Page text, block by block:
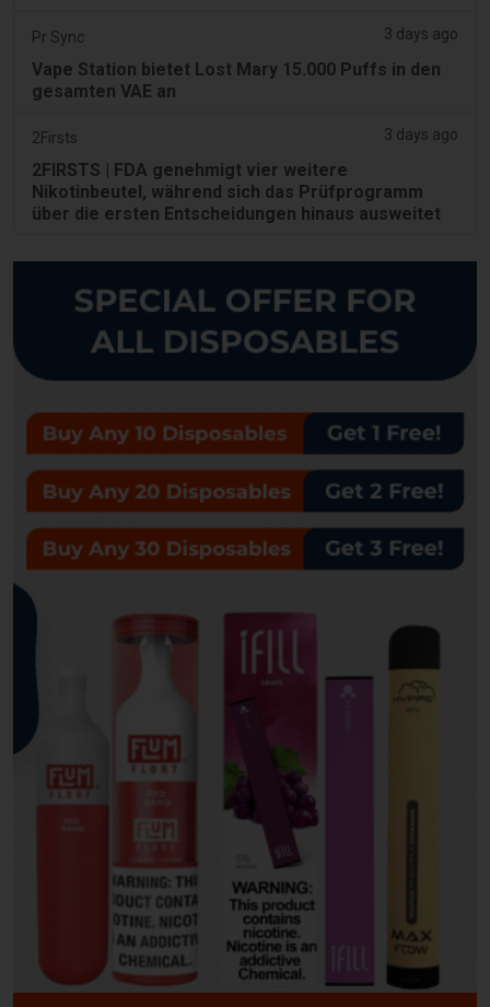
Pr Sync 3 days ago
Vape Station bietet Lost Mary 15.000 Puffs in den
gesamten VAE an
2Firsts 3 days ago
2FIRSTS | FDA genehmigt vier weitere
Nikotinbeutel, während sich das Prüfprogramm
über die ersten Entscheidungen hinaus ausweitet